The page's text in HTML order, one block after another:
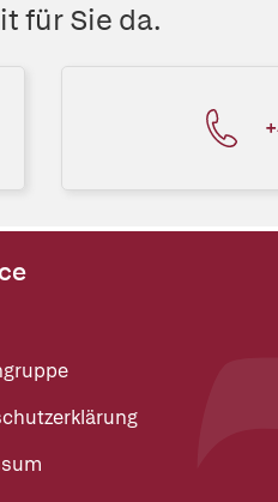
für Sie da.